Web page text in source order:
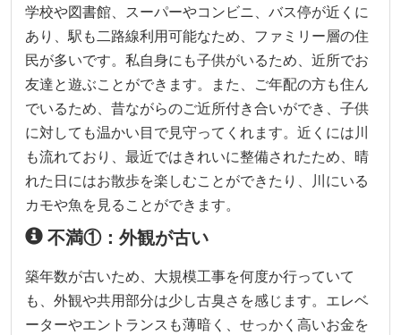
学校や図書館、スーパーやコンビニ、バス停が近くに
あり、駅も二路線利用可能なため、ファミリー層の住
民が多いです。私自身にも子供がいるため、近所でお
友達と遊ぶことができます。また、ご年配の方も住ん
でいるため、昔ながらのご近所付き合いができ、子供
に対しても温かい目で見守ってくれます。近くには川
も流れており、最近ではきれいに整備されたため、晴
れた日にはお散歩を楽しむことができたり、川にいる
カモや魚を見ることができます。
不満①：外観が古い
築年数が古いため、大規模工事を何度か行っていて
も、外観や共用部分は少し古臭さを感じます。エレベ
ーターやエントランスも薄暗く、せっかく高いお金を